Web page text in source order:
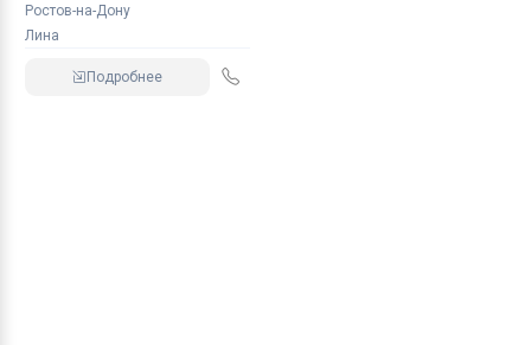
Ростов-на-Дону
Лина
Подробнее